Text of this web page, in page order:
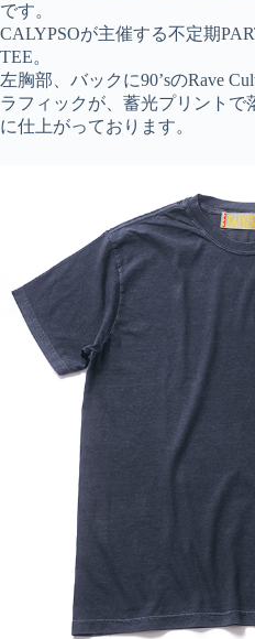
です。
CALYPSOが主催する不定期
TEE。
左胸部、バックに90’sのRave
ラフィックが、蓄光プリントで
に仕上がっております。